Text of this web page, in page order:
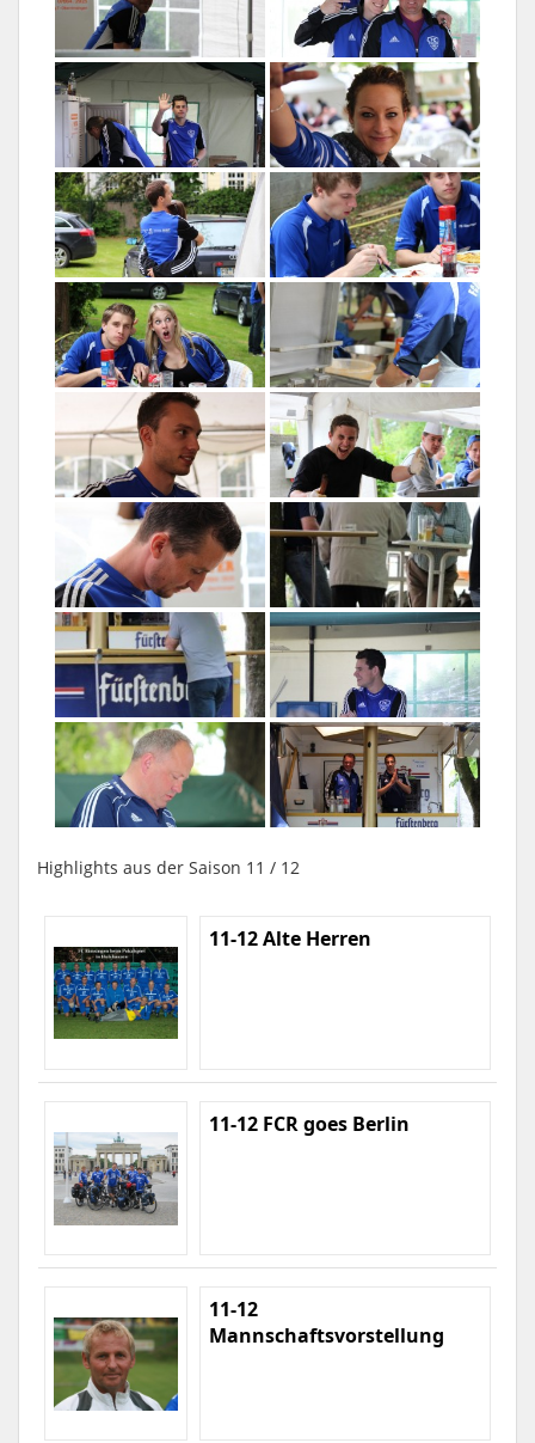
Highlights aus der Saison 11 / 12
11-12 Alte Herren
11-12 FCR goes Berlin
11-12
Mannschaftsvorstellung